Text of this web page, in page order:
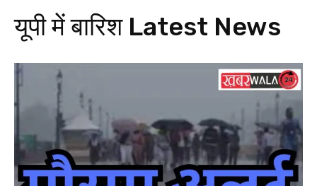
यूपी में बारिशLatest News